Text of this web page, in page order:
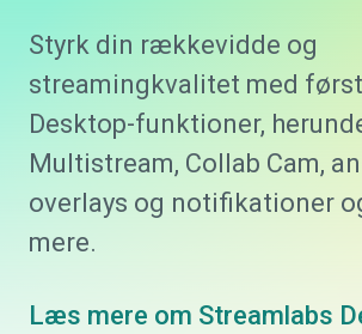
Styrk din rækkevidde og
streamingkvalitet med
Desktop-funktioner,
Multistream, Collab Cam,
overlays og notifikationer
mere.
Læs mere om Streamlabs